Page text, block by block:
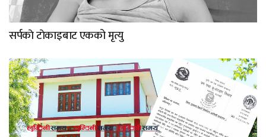
सर्पकाे टाेकाइबाट एकको मृत्यु